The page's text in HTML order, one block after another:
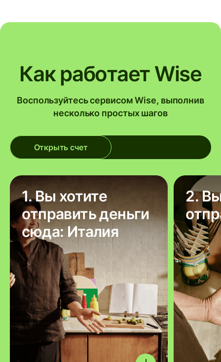
Как работает Wise
Воспользуйтесь сервисом Wise, выполнив
несколько простых шагов
Открыть счет
1. Вы хотите
отправить деньги
сюда: Италия
2.